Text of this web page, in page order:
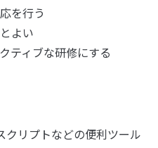
を行う
よい
ティブな研修にする
クリプトなどの便利ツール